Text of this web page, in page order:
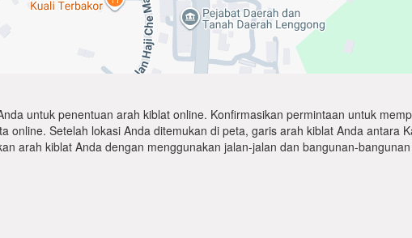
untuk penentuan arah kiblat online. Konfirmasikan permintaan untuk
online. Setelah lokasi Anda ditemukan di peta, garis arah kiblat Anda antara
arah kiblat Anda dengan menggunakan jalan-jalan dan bangunan-